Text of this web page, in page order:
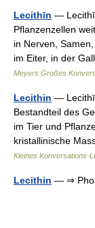
Lecithīn —
Pflanzenzellen
in Nerven,
im Eiter, in der
Meyers Großes
Lecithin —
Bestandteil des
im Tier und
kristallinische
Kleines Konversations-
Lecithin — ⇒